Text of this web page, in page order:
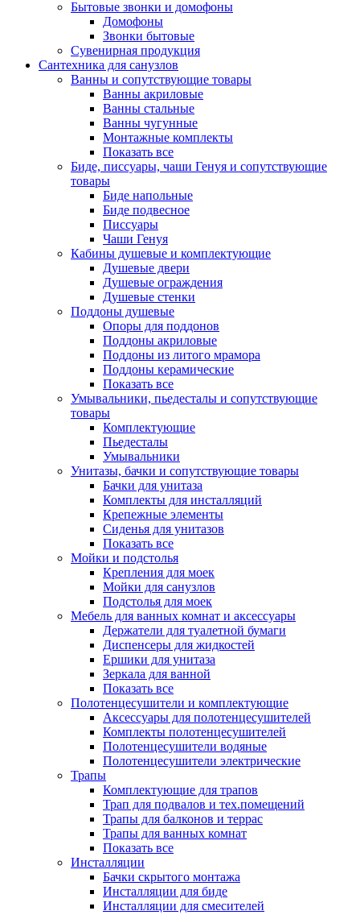
Бытовые звонки и домофоны
Домофоны
Звонки бытовые
Сувенирная продукция
Сантехника для санузлов
Ванны и сопутствующие товары
Ванны акриловые
Ванны стальные
Ванны чугунные
Монтажные комплекты
Показать все
Биде, писсуары, чаши Генуя и сопутствующие
товары
Биде напольные
Биде подвесное
Писсуары
Чаши Генуя
Кабины душевые и комплектующие
Душевые двери
Душевые ограждения
Душевые стенки
Поддоны душевые
Опоры для поддонов
Поддоны акриловые
Поддоны из литого мрамора
Поддоны керамические
Показать все
Умывальники, пьедесталы и сопутствующие
товары
Комплектующие
Пьедесталы
Умывальники
Унитазы, бачки и сопутствующие товары
Бачки для унитаза
Комплекты для инсталляций
Крепежные элементы
Сиденья для унитазов
Показать все
Мойки и подстолья
Крепления для моек
Мойки для санузлов
Подстолья для моек
Мебель для ванных комнат и аксессуары
Держатели для туалетной бумаги
Диспенсеры для жидкостей
Ершики для унитаза
Зеркала для ванной
Показать все
Полотенцесушители и комплектующие
Аксессуары для полотенцесушителей
Комплекты полотенцесушителей
Полотенцесушители водяные
Полотенцесушители электрические
Трапы
Комплектующие для трапов
Трап для подвалов и тех.помещений
Трапы для балконов и террас
Трапы для ванных комнат
Показать все
Инсталляции
Бачки скрытого монтажа
Инсталляции для биде
Инсталляции для смесителей